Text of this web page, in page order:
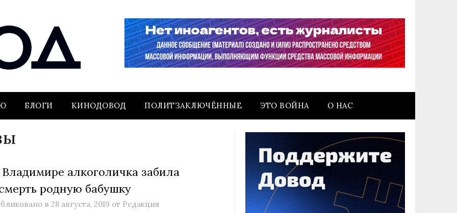
БЛОГИ КИНОДОВОД ПОЛИТЗАКЛЮЧЁННЫЕ ЭТО ВОЙНА О НАС
алкоголичка забила
родную бабушку
в 28 августа, 2019 от Редакция